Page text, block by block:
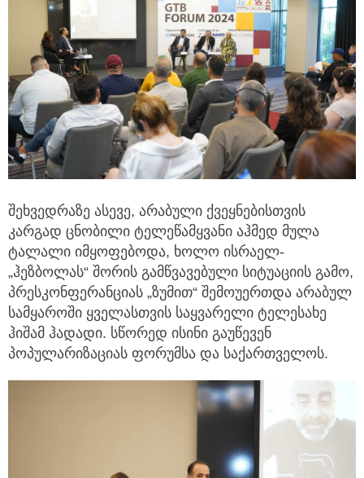
შეხვედრაზე ასევე, არაბული ქვეყნებისთვის
კარგად ცნობილი ტელეწამყვანი აჰმედ მულა
ტალალი იმყოფებოდა, ხოლო ისრაელ-
„ჰეზბოლას“ შორის გამწვავებული სიტუაციის გამო,
პრესკონფერანციას „ზუმით“ შემოუერთდა არაბულ
სამყაროში ყველასთვის საყვარელი ტელესახე
ჰიშამ ჰადადი. სწორედ ისინი გაუწევენ
პოპულარიზაციას ფორუმსა და საქართველოს.